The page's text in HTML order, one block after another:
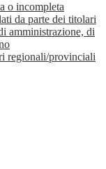
o incompleta
da parte dei titolari
amministrazione, di
regionali/provinciali